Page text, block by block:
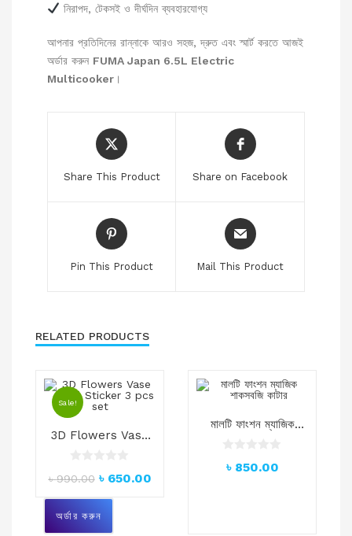
নিরাপদ, টেকসই ও দীর্ঘদিন ব্যবহারযোগ্য
আপনার প্রতিদিনের রান্নাকে আরও সহজ, দ্রুত এবং স্মার্ট করতে আজই
অর্ডার করুন FUMA Japan 6.5L Electric
Multicooker ।
Share This Product Share on Facebook
Pin This Product Mail This Product
RELATED PRODUCTS
Sale!
3D Flowers Vase
৳990.00 ৳ 650.00
a
d
অর্ডার করুন
মালটি ফাংশন ম্যাজিক
৳ 850.00
a